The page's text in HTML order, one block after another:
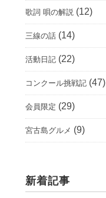
歌詞 唄の解説 (12)
三線の話 (14)
活動日記 (22)
コンクール挑戦記 (47)
会員限定 (29)
宮古島グルメ (9)
新着記事